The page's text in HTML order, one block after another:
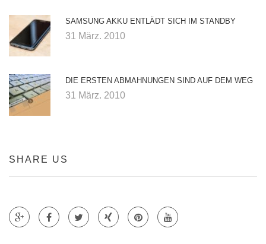
SAMSUNG AKKU ENTLÄDT SICH IM STANDBY
31 März. 2010
DIE ERSTEN ABMAHNUNGEN SIND AUF DEM WEG
31 März. 2010
SHARE US
Teile auf Google +
Teile auf Faecebook
Teile auf Twitter
Teile auf Xing
Teile auf Pinterest